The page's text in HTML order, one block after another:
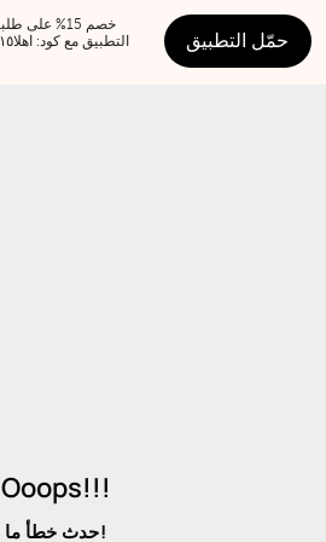
حمّل التطبيق
Ooops!!!
حدث خطأ ما!